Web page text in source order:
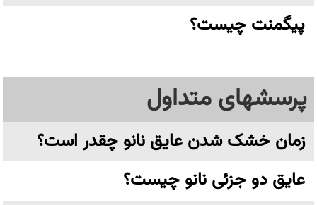
پیگمنت چیست؟
پرسشهای متداول
زمان خشک شدن عایق نانو چقدر است؟
عایق دو جزئی نانو چیست؟